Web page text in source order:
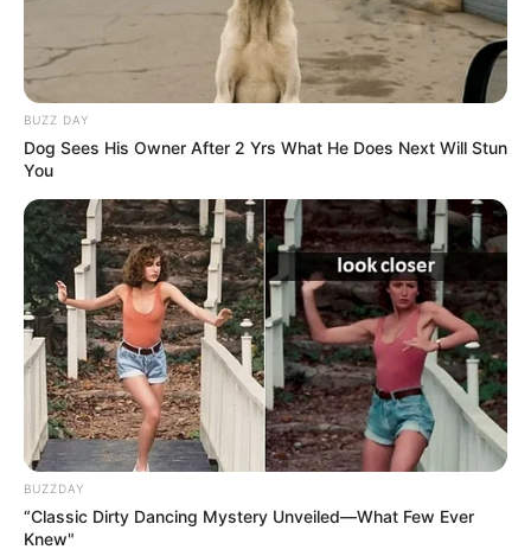
BUZZ DAY
Dog Sees His Owner After 2 Yrs What He Does Next Will Stun
You
BUZZDAY
“Classic Dirty Dancing Mystery Unveiled—What Few Ever
Knew"